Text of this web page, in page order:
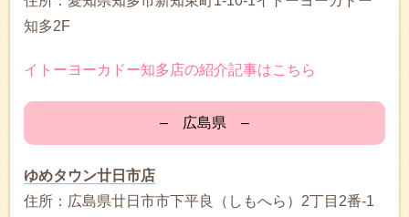
知多2F
イトーヨーカドー知多店の紹介記事はこちら
– 広島県 –
ゆめタウン廿日市店
住所：広島県廿日市市下平良（しもへら）2丁目2番-1